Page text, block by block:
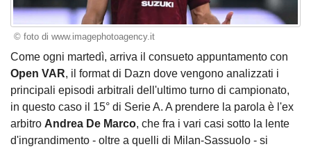
© foto di www.imagephotoagency.it
Come ogni martedì, arriva il consueto appuntamento con
Open VAR, il format di Dazn dove vengono analizzati i
principali episodi arbitrali dell'ultimo turno di campionato,
in questo caso il 15° di Serie A. A prendere la parola è l'ex
arbitro Andrea De Marco, che fra i vari casi sotto la lente
d'ingrandimento - oltre a quelli di Milan-Sassuolo - si